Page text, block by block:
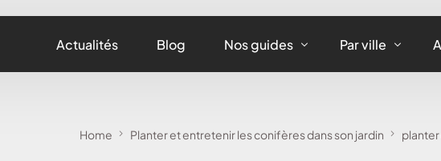
Actualités Blog Nos guides Par ville
Home Planter et entretenir les conifères dans son jardin